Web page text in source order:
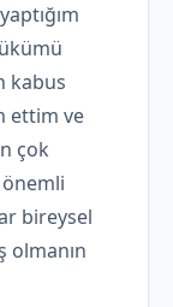
kabus
ettim ve
çok
bireysel
olmanın